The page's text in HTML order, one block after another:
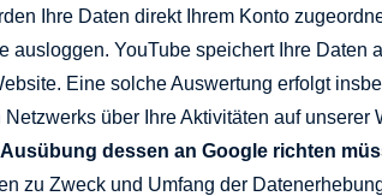
Ihre Daten direkt Ihrem Konto
ausloggen. YouTube speichert Ihre
Eine solche Auswertung erfolgt
über Ihre Aktivitäten auf unserer
dessen an Google richten
zu Zweck und Umfang der